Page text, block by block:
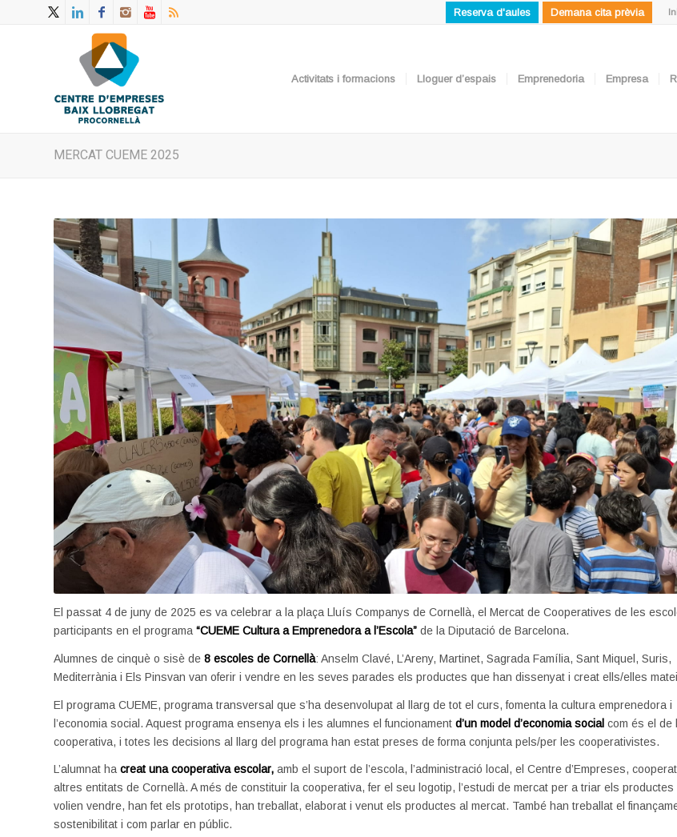
Reserva d'aules Demana cita prèvia
Activitats i formacions Lloguer d’espais Emprenedoria Empresa
MERCAT CUEME 2025
El passat 4 de juny de 2025 es va celebrar a la plaça Lluís Companys de Cornellà, el Mercat de Cooperatives de les
participants en el programa “CUEME Cultura a Emprenedora a l’Escola” de la Diputació de Barcelona.
Alumnes de cinquè o sisè de 8 escoles de Cornellà: Anselm Clavé, L’Areny, Martinet, Sagrada Família, Sant Miquel, Suris,
Mediterrània i Els Pinsvan van oferir i vendre en les seves parades els productes que han dissenyat i creat ells/elles
El programa CUEME, programa transversal que s’ha desenvolupat al llarg de tot el curs, fomenta la cultura emprenedora i
l’economia social. Aquest programa ensenya els i les alumnes el funcionament d’un model d’economia social com és el de
cooperativa, i totes les decisions al llarg del programa han estat preses de forma conjunta pels/per les cooperativistes.
L’alumnat ha creat una cooperativa escolar, amb el suport de l’escola, l’administració local, el Centre d’Empreses,
altres entitats de Cornellà. A més de constituir la cooperativa, fer el seu logotip, l’estudi de mercat per a triar els productes
volien vendre, han fet els prototips, han treballat, elaborat i venut els productes al mercat. També han treballat el
sostenibilitat i com parlar en públic.